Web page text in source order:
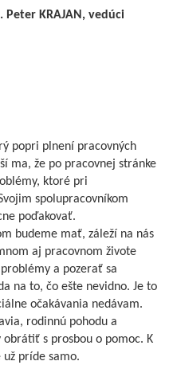
Peter KRAJAN, vedúci
popri plnení pracovných
ma, že po pracovnej stránke
ktoré pri
spolupracovníkom
poďakovať.
budeme mať, záleží na nás
aj pracovnom živote
a pozerať sa
na to, čo ešte nevidno. Je to
očakávania nedávam.
rodinnú pohodu a
s prosbou o pomoc. K
príde samo.